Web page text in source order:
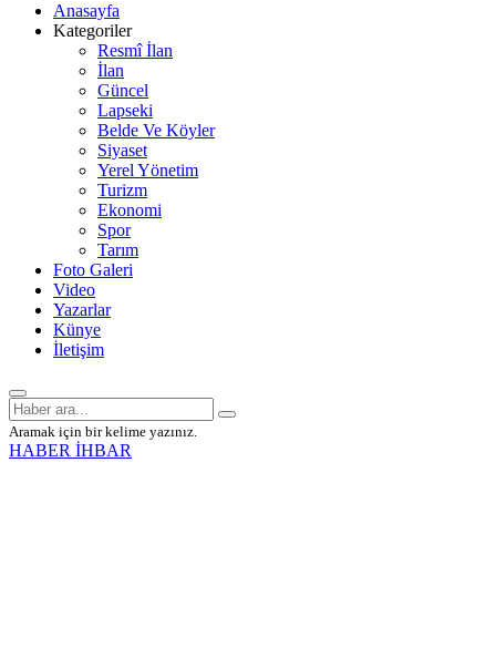
Anasayfa
Kategoriler
Resmî İlan
İlan
Güncel
Lapseki
Belde Ve Köyler
Siyaset
Yerel Yönetim
Turizm
Ekonomi
Spor
Tarım
Foto Galeri
Video
Yazarlar
Künye
İletişim
Aramak için bir kelime yazınız.
HABER İHBAR